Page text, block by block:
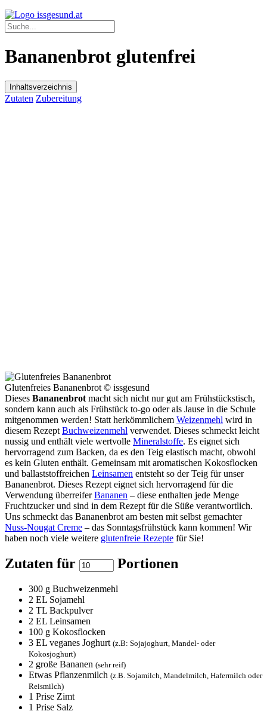
Bananenbrot glutenfrei
Inhaltsverzeichnis
Zutaten Zubereitung
Glutenfreies Bananenbrot © issgesund
Dieses Bananenbrot macht sich nicht nur gut am Frühstückstisch,
sondern kann auch als Frühstück to-go oder als Jause in die Schule
mitgenommen werden! Statt herkömmlichem Weizenmehl wird in
diesem Rezept Buchweizenmehl verwendet. Dieses schmeckt leicht
nussig und enthält viele wertvolle Mineralstoffe. Es eignet sich
hervorragend zum Backen, da es den Teig elastisch macht, obwohl
es kein Gluten enthält. Gemeinsam mit aromatischen Kokosflocken
und ballaststoffreichen Leinsamen entsteht so der Teig für unser
Bananenbrot. Dieses Rezept eignet sich hervorragend für die
Verwendung überreiferBananen – diese enthalten jede Menge
Fruchtzucker und sind in dem Rezept für die Süße verantwortlich.
Uns schmeckt das Bananenbrot am besten mit selbst gemachter
Nuss-Nougat Creme – das Sonntagsfrühstück kann kommen! Wir
haben noch viele weitere glutenfreie Rezepte für Sie!
Zutaten für Portionen
300 g Buchweizenmehl
2 EL Sojamehl
2 TL Backpulver
2 EL Leinsamen
100 g Kokosflocken
3 EL veganes Joghurt (z.B: Sojajoghurt, Mandel- oder
Kokosjoghurt)
2 große Bananen (sehr reif)
Etwas Pflanzenmilch (z.B. Sojamilch, Mandelmilch, Hafermilch oder
Reismilch)
1 Prise Zimt
1 Prise Salz